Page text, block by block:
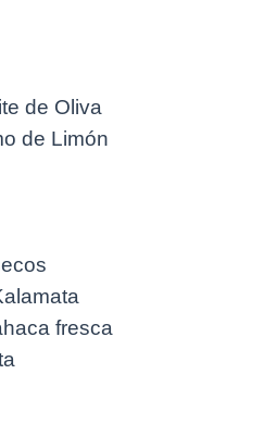
de Oliva
de Limón
fresca